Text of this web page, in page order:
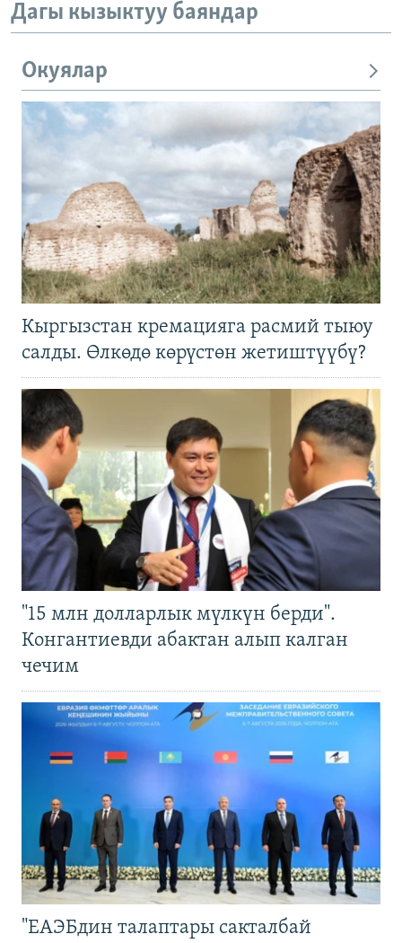
Дагы кызыктуу баяндар
Окуялар
Кыргызстан кремацияга расмий тыюу
салды. Өлкөдө көрүстөн жетиштүүбү?
"15 млн долларлык мүлкүн берди".
Конгантиевди абактан алып калган
чечим
"ЕАЭБдин талаптары сакталбай